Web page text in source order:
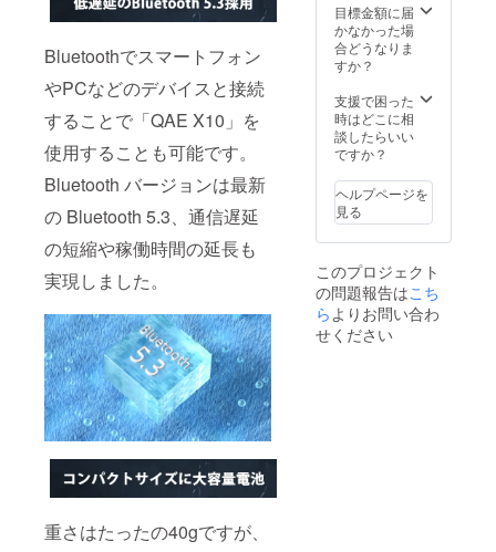
Bluetoothでスマートフォン
やPCなどのデバイスと接続
することで「QAE X10」を
使用することも可能です。
Bluetooth バージョンは最新
の Bluetooth 5.3、通信遅延
の短縮や稼働時間の延長も
実現しました。
重さはたったの40gですが、
目標金額に届
かなかった場
合どうなりま
すか？
支援で困った
時はどこに相
談したらいい
ですか？
ヘルプページを
見る
このプロジェクト
の問題報告はこち
ら よりお問い合わ
せください